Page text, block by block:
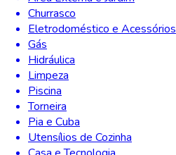
Churrasco
Eletrodoméstico e Acessórios
Gás
Hidráulica
Limpeza
Piscina
Torneira
Pia e Cuba
Utensílios de Cozinha